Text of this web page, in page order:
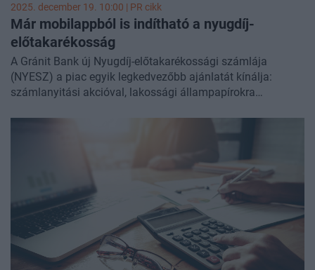
2025. december 19. 10:00 | PR cikk
Már mobilappból is indítható a nyugdíj-
előtakarékosság
A Gránit Bank új Nyugdíj-előtakarékossági számlája
(NYESZ) a piac egyik legkedvezőbb ajánlatát kínálja:
számlanyitási akcióval, lakossági állampapírokra